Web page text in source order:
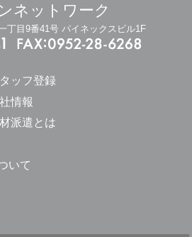
ネットワーク
丁目9番41号 パイネックスビル1F
ッフ登録
情報
派遣とは
いて